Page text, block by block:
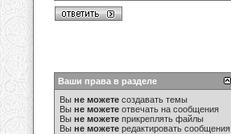
Ваши права в разделе
Вы не можете создавать темы
Вы не можете отвечать на сообщения
Вы не можете прикреплять файлы
Вы не можете редактировать сообщения